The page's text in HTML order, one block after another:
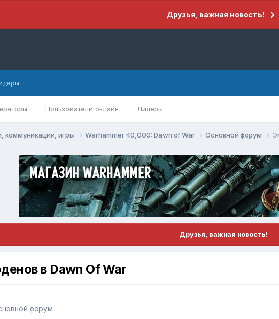
Друзья, важная новость!
Пользователи онлайн Лидеры
коммуникации, игры Warhammer 40,000: Dawn of War Основной форум
Друзья, важная новость!
в Dawn Of War
форум